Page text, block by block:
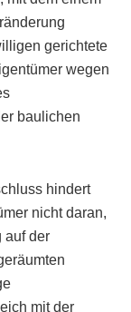
gerichtete
wegen
baulichen
hindert
nicht daran,
auf der
mit der